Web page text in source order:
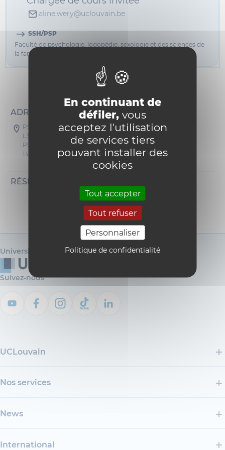
En continuant de
défiler, vous
acceptez l'utilisation
de services tiers
pouvant installer des
cookies
Tout accepter
Tout refuser
Personnaliser
Politique de confidentialité
aline.wery@uclouvain.be
SSH/PSP
Faculté de psychologie, logopédie, sexologie et des sciences de
la famille (PSY)
Informations
ADRESSE POSTALE
PSP - Michotte/Socrate/Mercier
L3.05.01
Place Cardinal Mercier 10
1348 Louvain-la-Neuve
RÉSEAUX SOCIAUX
i18n_0
Université catholique de Louvain
Suivez-nous
UCLouvain
Nos services
News
International